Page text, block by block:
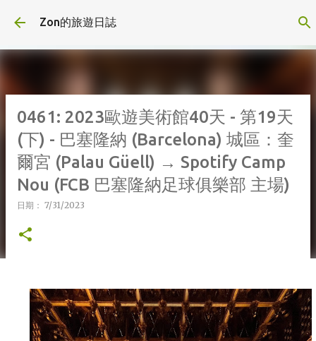
Zon的旅遊日誌
0461: 2023歐遊美術館40天 - 第19天
(下) - 巴塞隆納 (Barcelona) 城區：奎
爾宮 (Palau Güell) → Spotify Camp
Nou (FCB 巴塞隆納足球俱樂部 主場)
日期： 7/31/2023